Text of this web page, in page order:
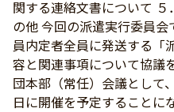
関する連絡文書について
の他 今回の派遣実行委員
員内定者全員に発送する「
容と関連事項について協議
団本部（常任）会議として
日に開催を予定することに